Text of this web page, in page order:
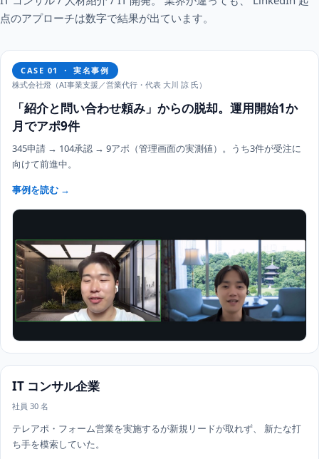
点のアプローチは数字で結果が出ています。
CASE 01 ・ 実名事例
株式会社燈（AI事業支援／営業代行・代表 大川 諒 氏）
「紹介と問い合わせ頼み」からの脱却。運用開始1か
月でアポ9件
345申請 → 104承認 → 9アポ（管理画面の実測値）。うち3件が受注に
向けて前進中。
事例を読む →
IT コンサル企業
社員 30 名
テレアポ・フォーム営業を実施するが新規リードが取れず、 新たな打
ち手を模索していた。